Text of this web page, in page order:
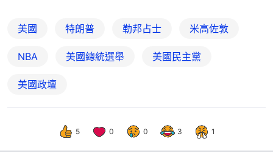
美國 特朗普 勒邦占士 米高佐敦
NBA 美國總統選舉 美國民主黨
美國政壇
5 0 0 3 1